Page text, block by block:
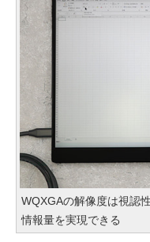
WQXGAの解像度は視認
情報量を実現できる